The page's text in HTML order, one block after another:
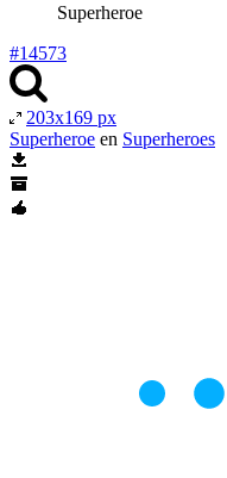
Superheroe
#14573
203x169 px
Superheroe en Superheroes